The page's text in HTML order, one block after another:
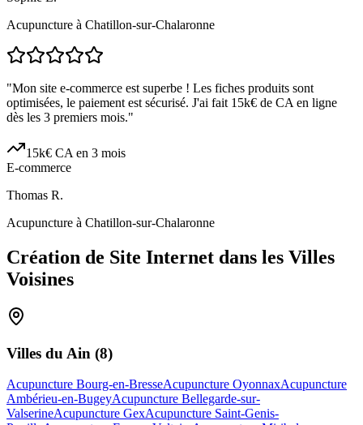
Acupuncture à Chatillon-sur-Chalaronne
"Mon site e-commerce est superbe ! Les fiches produits sont
optimisées, le paiement est sécurisé. J'ai fait 15k€ de CA en ligne
dès les 3 premiers mois."
15k€ CA en 3 mois
E-commerce
Thomas R.
Acupuncture à Chatillon-sur-Chalaronne
Création de Site Internet dans les Villes
Voisines
Villes du Ain (8)
Acupuncture Bourg-en-BresseAcupuncture OyonnaxAcupuncture
Ambérieu-en-BugeyAcupuncture Bellegarde-sur-
ValserineAcupuncture GexAcupuncture Saint-Genis-